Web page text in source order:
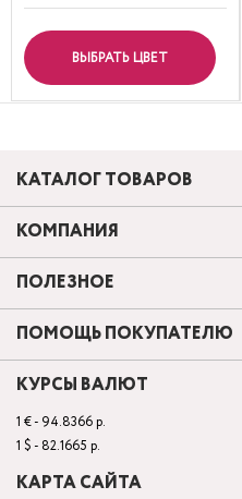
ВЫБРАТЬ ЦВЕТ
КАТАЛОГ ТОВАРОВ
КОМПАНИЯ
ПОЛЕЗНОЕ
ПОМОЩЬ ПОКУПАТЕЛЮ
КУРСЫ ВАЛЮТ
1 € - 94.8366 р.
1 $ - 82.1665 р.
КАРТА САЙТА